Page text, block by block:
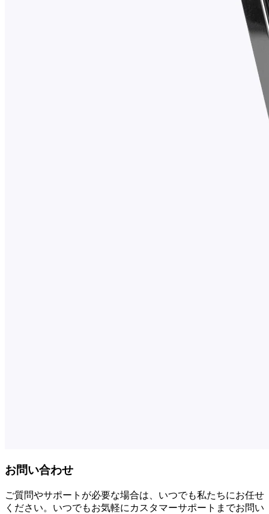
お問い合わせ
ご質問やサポートが必要な場合は、いつでも私たちにお任せ
ください。いつでもお気軽にカスタマーサポートまでお問い